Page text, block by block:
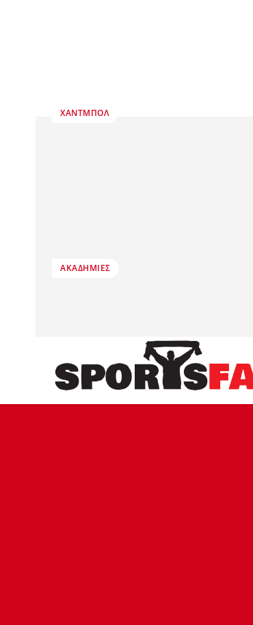
ΧΆΝΤΜΠΟΛ
ΑΚΑΔΗΜΊΕΣ